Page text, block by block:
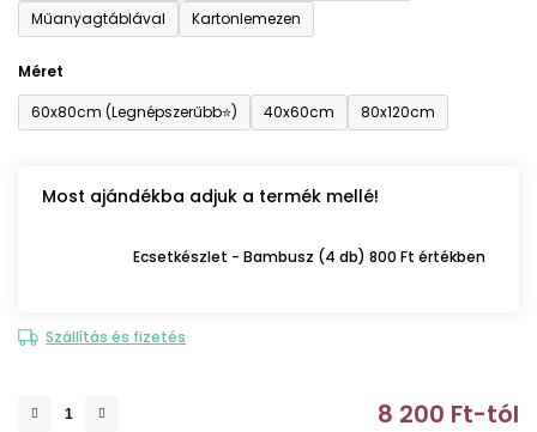
Műanyagtáblával
Kartonlemezen
Méret
60x80cm (Legnépszerűbb⭐)
40x60cm 80x120cm
Most ajándékba adjuk a termék mellé!
Ecsetkészlet - Bambusz (4 db) 800 Ft értékben
Szállítás és fizetés
8 200 Ft-tól